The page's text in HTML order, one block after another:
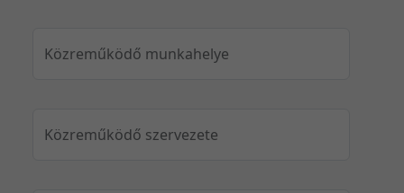
Közreműködő munkahelye
Közreműködő szervezete